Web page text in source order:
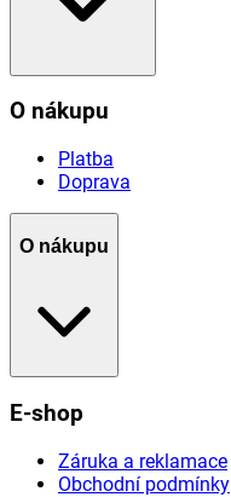
O nákupu
Platba
Doprava
O nákupu
E-shop
Záruka a reklamace
Obchodní podmínky